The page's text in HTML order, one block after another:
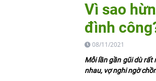
Vì sao
đình
08/11/2021
Mỗi lần gần gũi dù rất
nhau, vợ nghi ngờ